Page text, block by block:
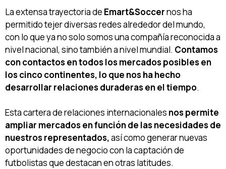
La extensa trayectoria de Emart&Soccernos ha
permitido tejer diversas redes alrededor del mundo,
con lo que ya no solo somos una compañía reconocida a
nivel nacional, sino también a nivel mundial. Contamos
con contactos en todos los mercados posibles en
los cinco continentes, lo que nos ha hecho
desarrollar relaciones duraderas en el tiempo.
Esta cartera de relaciones internacionales nos permite
ampliar mercados en función de las necesidades de
nuestros representados,así como generar nuevas
oportunidades de negocio con la captación de
futbolistas que destacan en otras latitudes.